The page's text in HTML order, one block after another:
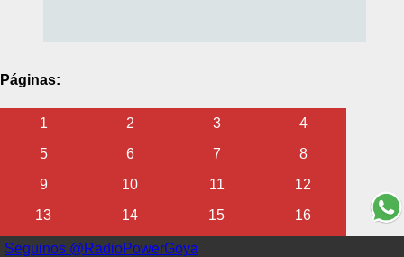
Seguinos @RadioPowerGoya
Páginas:
1 2 3
4
5
6 7
8
9
10 11
12
13
14 15
16
17
18